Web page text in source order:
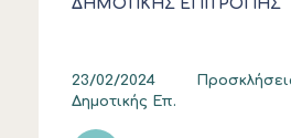
ΔΗΜΟΤΙΚΗΣ ΕΠΙΤΡΟΠΗΣ
23/02/2024
Δημοτικής Επ.